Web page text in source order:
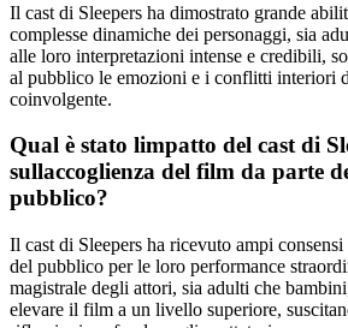
Il cast di Sleepers ha dimostrato grande
complesse dinamiche dei personaggi, sia
alle loro interpretazioni intense e credibili,
al pubblico le emozioni e i conflitti interiori
coinvolgente.
Qual è stato limpatto del cast di
sullaccoglienza del film da parte
pubblico?
Il cast di Sleepers ha ricevuto ampi
del pubblico per le loro performance
magistrale degli attori, sia adulti che
elevare il film a un livello superiore,